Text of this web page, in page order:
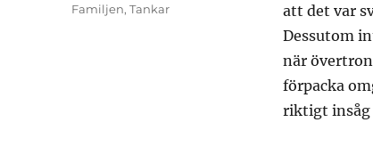
att det var
Dessutom
när
förpacka
riktigt insåg
Kategorier
Familjen,Tankar